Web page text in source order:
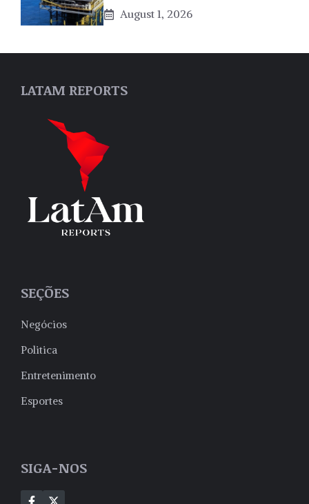
August 1, 2026
LATAM REPORTS
SEÇÕES
Negócios
Politica
Entretenimento
Esportes
SIGA-NOS